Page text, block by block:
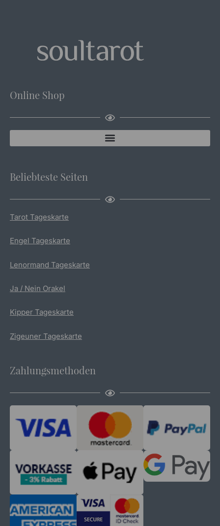
Online Shop
Beliebteste Seiten
Tarot Tageskarte
Engel Tageskarte
Lenormand Tageskarte
Ja / Nein Orakel
Kipper Tageskarte
Zigeuner Tageskarte
Zahlungsmethoden